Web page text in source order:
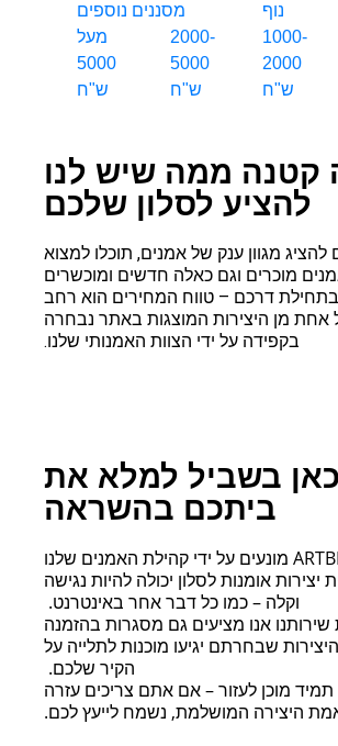
נוף
מסננים נוספים
1000-
2000
ש"ח
2000-
5000
ש"ח
מעל
5000
ש"ח
קטנה ממה שיש לנו
להציע לסלון שלכם
להציג מגוון ענק של אמנים, תוכלו למצוא
מוכרים וגם כאלה חדשים ומוכשרים
דרכם – טווח המחירים הוא רחב
אחת מן היצירות המוצגות באתר נבחרה
בקפידה על ידי הצוות האמנותי שלנו.
ניבה הרסגור
כאן בשביל למלא את
ביתכם בהשראה
אנו ב ARTBEAT מונעים על ידי קהילת האמנים שלנו
יצירות אומנות לסלון יכולה להיות נגישה
וקלה – כמו כל דבר אחר באינטרנט.
אנו מציעים גם מסגרות בהזמנה
שבחרתם יגיעו מוכנות לתלייה על
הקיר שלכם.
תמיד מוכן לעזור – אם אתם צריכים עזרה
היצירה המושלמת, נשמח לייעץ לכם.